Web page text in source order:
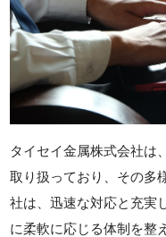
タイセイ金属株式会社は
取り扱っており、その多
社は、迅速な対応と充実
に柔軟に応じる体制を整